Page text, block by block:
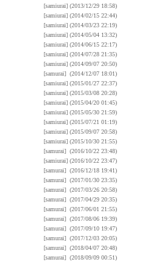
[samiurai] (2013/12/29 18:58)
[samiurai] (2014/02/15 22:44)
[samiurai] (2014/03/23 22:19)
[samiurai] (2014/05/04 13:32)
[samiurai] (2014/06/15 22:17)
[samiurai] (2014/07/28 21:35)
[samiurai] (2014/09/07 20:50)
[samurai] (2014/12/07 18:01)
[samiurai] (2015/01/27 22:37)
[samiurai] (2015/03/08 20:28)
[samiurai] (2015/04/20 01:45)
[samiurai] (2015/05/30 21:59)
[samiurai] (2015/07/21 01:19)
[samiurai] (2015/09/07 20:58)
[samiurai] (2015/10/30 21:55)
[samurai] (2016/10/22 23:48)
[samiurai] (2016/10/22 23:47)
[samurai] (2016/12/18 19:41)
[samurai] (2017/01/30 23:35)
[samurai] (2017/03/26 20:58)
[samurai] (2017/04/29 20:35)
[samurai] (2017/06/01 21:55)
[samurai] (2017/08/06 19:39)
[samurai] (2017/09/10 19:47)
[samurai] (2017/12/03 20:05)
[samurai] (2018/04/07 20:48)
[samurai] (2018/09/09 00:51)